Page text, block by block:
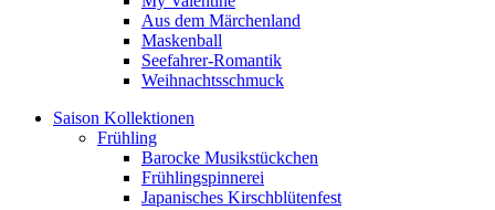
Aus dem Märchenland
Maskenball
Seefahrer-Romantik
Weihnachtsschmuck
Saison Kollektionen
Frühling
Barocke Musikstückchen
Frühlingspinnerei
Japanisches Kirschblütenfest